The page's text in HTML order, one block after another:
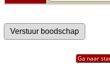
Ga naar